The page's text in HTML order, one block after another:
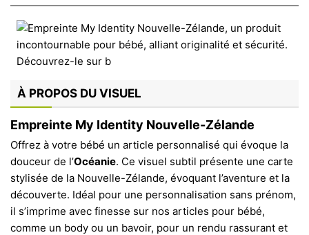
À PROPOS DU VISUEL
Empreinte My Identity Nouvelle-Zélande
Offrez à votre bébé un article personnalisé qui évoque la
douceur de l’Océanie. Ce visuel subtil présente une carte
stylisée de la Nouvelle-Zélande, évoquant l’aventure et la
découverte. Idéal pour une personnalisation sans prénom,
il s’imprime avec finesse sur nos articles pour bébé,
comme un body ou un bavoir, pour un rendu rassurant et